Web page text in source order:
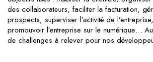
des collaborateurs, faciliter la facturation,
prospects, superviser l’activité de
promouvoir l’entreprise sur le numérique…
de challenges à relever pour nos